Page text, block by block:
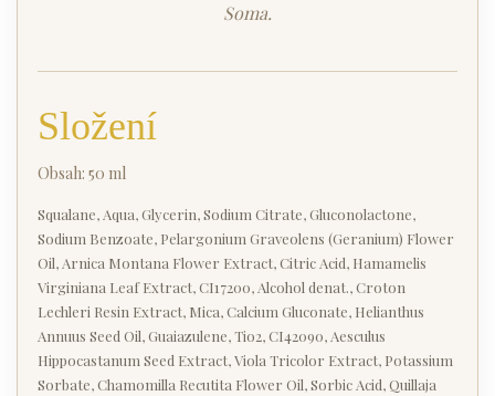
Soma.
Složení
Obsah: 50 ml
Squalane, Aqua, Glycerin, Sodium Citrate, Gluconolactone,
Sodium Benzoate, Pelargonium Graveolens (Geranium) Flower
Oil, Arnica Montana Flower Extract, Citric Acid, Hamamelis
Virginiana Leaf Extract, CI17200, Alcohol denat., Croton
Lechleri Resin Extract, Mica, Calcium Gluconate, Helianthus
Annuus Seed Oil, Guaiazulene, Tio2, CI42090, Aesculus
Hippocastanum Seed Extract, Viola Tricolor Extract, Potassium
Sorbate, Chamomilla Recutita Flower Oil, Sorbic Acid, Quillaja